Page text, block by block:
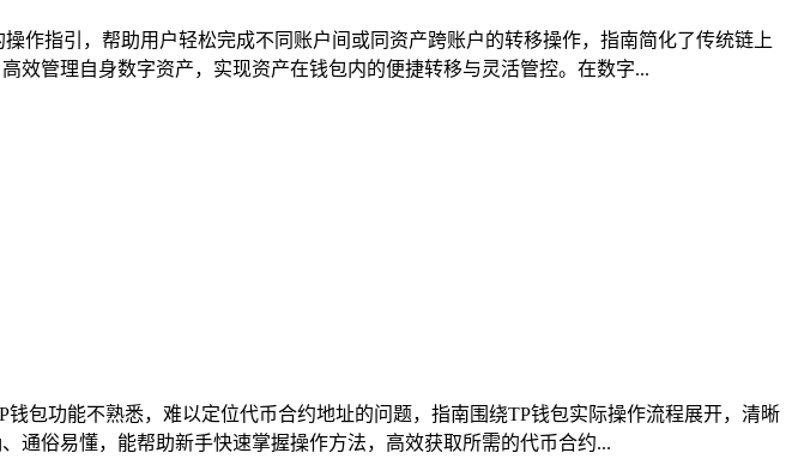
作指引，帮助用户轻松完成不同账户间或同资产跨账户的转移操作，指南简化了传统链上
效管理自身数字资产，实现资产在钱包内的便捷转移与灵活管控。在数字...
包功能不熟悉，难以定位代币合约地址的问题，指南围绕TP钱包实际操作流程展开，清晰
通俗易懂，能帮助新手快速掌握操作方法，高效获取所需的代币合约...